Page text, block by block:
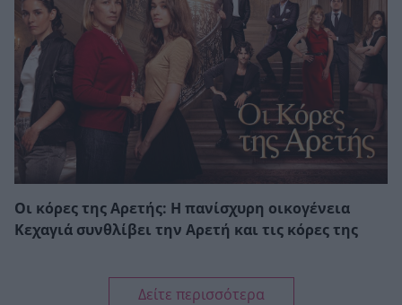
Οι κόρες της Αρετής: Η πανίσχυρη οικογένεια
Κεχαγιά συνθλίβει την Αρετή και τις κόρες της
Δείτε περισσότερα